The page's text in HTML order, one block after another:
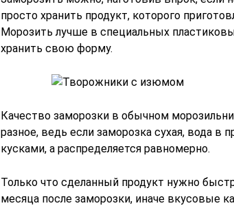
просто хранить продукт, которого
Морозить лучше в специальных
хранить свою форму.
Качество заморозки в обычном
разное, ведь если заморозка сухая, вода в
кусками, а распределяется равномерно.
Только что сделанный продукт нужно
месяца после заморозки, иначе вкусовые